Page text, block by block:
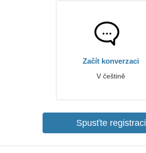
Začít konverzaci
V češtině
Spusťte registraci